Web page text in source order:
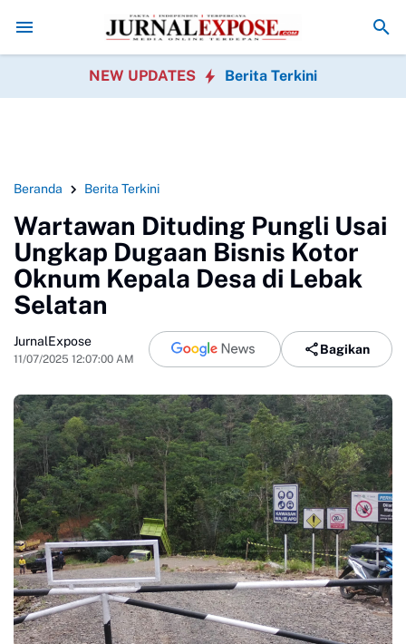
King Naga Pertanyakan Penanganan Perkara Uun oleh Polisi
NEW UPDATES Berita Terkini
Beranda Berita Terkini
Wartawan Dituding Pungli Usai
Ungkap Dugaan Bisnis Kotor
Oknum Kepala Desa di Lebak
Selatan
JurnalExpose
11/07/2025 12:07:00 AM
Bagikan